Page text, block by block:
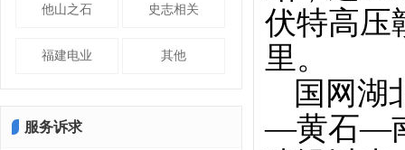
他山之石 史志相关
福建电业 其他
服务诉求
伏特高压
里。
国网湖
—黄石—